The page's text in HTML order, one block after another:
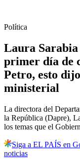
Política
Laura Sarabia
primer día de
Petro, esto
ministerial
La directora del
la República (Dapre),
los temas que el
Siga a EL PAÍS en
noticias